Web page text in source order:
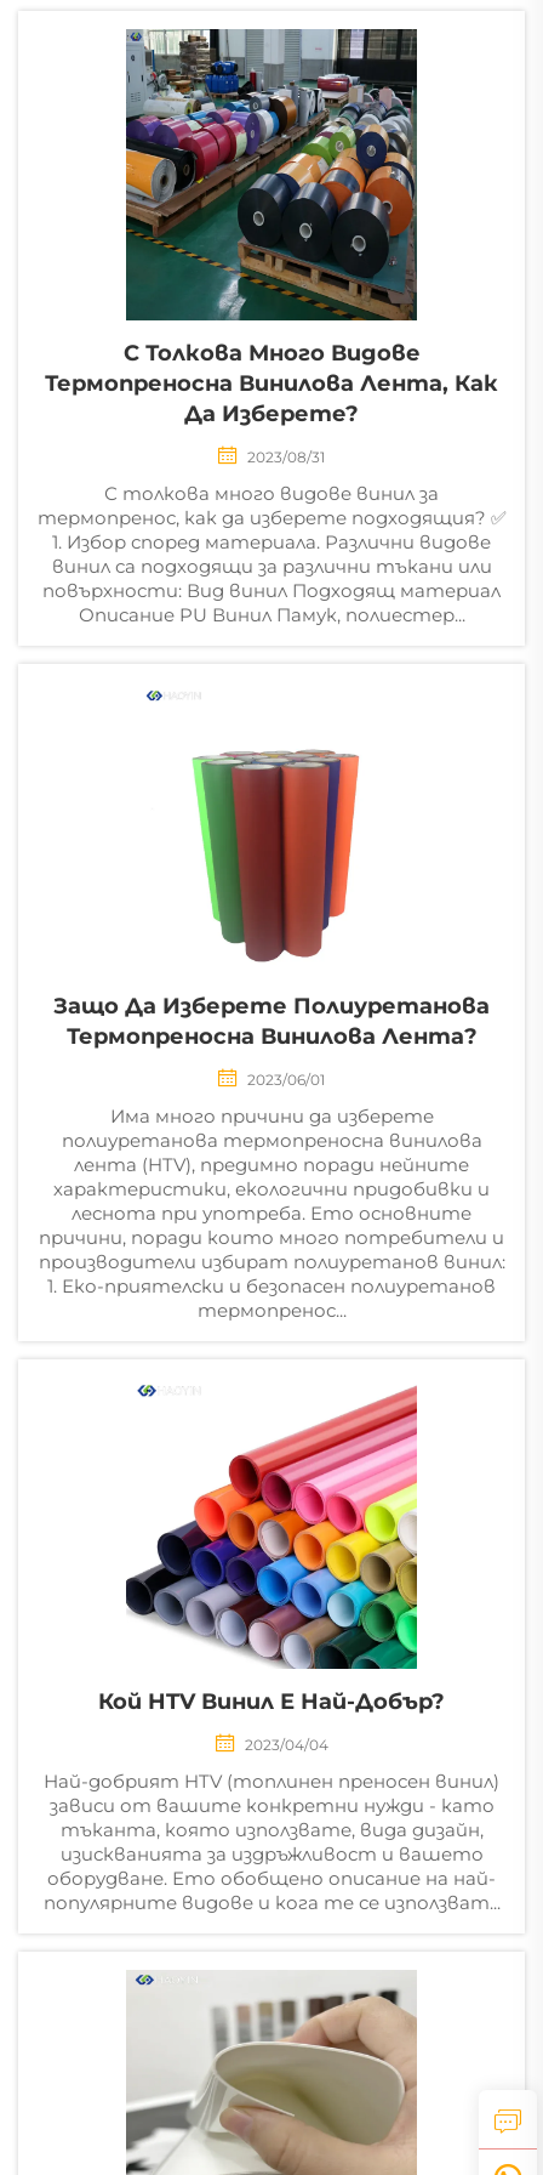
ръководител за
покупка на
материали за
трансфер на
топлина. Първият
ключов стъп?
Избирането на...
С Толкова Много Видове
Термопреносна Винилова Лента, Как
Да Изберете?
2023/08/31
С толкова много видове винил за
термопренос, как да изберете подходящия? ✅
1. Избор според материала. Различни видове
винил са подходящи за различни тъкани или
повърхности: Вид винил Подходящ материал
Описание PU Винил Памук, полиестер...
Защо Да Изберете Полиуретанова
Термопреносна Винилова Лента?
2023/06/01
Има много причини да изберете
полиуретанова термопреносна винилова
лента (HTV), предимно поради нейните
характеристики, екологични придобивки и
леснота при употреба. Ето основните
причини, поради които много потребители и
производители избират полиуретанов винил:
1. Еко-приятелски и безопасен полиуретанов
термопренос...
Кой HTV Винил Е Най-Добър?
2023/04/04
Най-добрият HTV (топлинен преносен винил)
зависи от вашите конкретни нужди - като
тъканта, която използвате, вида дизайн,
изискванията за издръжливост и вашето
оборудване. Ето обобщено описание на най-
популярните видове и кога те се използват...